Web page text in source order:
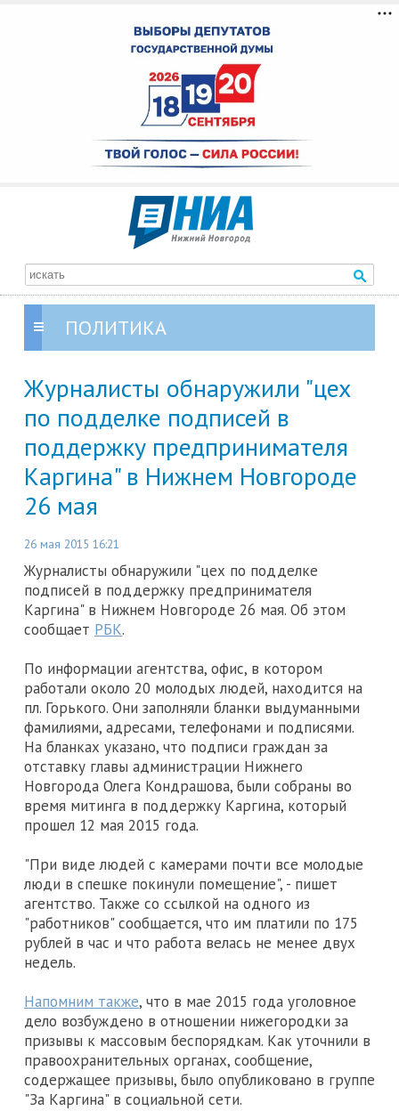
ПОЛИТИКА
Журналисты обнаружили "цех
по подделке подписей в
поддержку предпринимателя
Каргина" в Нижнем Новгороде
26 мая
26 мая 2015 16:21
Журналисты обнаружили "цех по подделке
подписей в поддержку предпринимателя
Каргина" в Нижнем Новгороде 26 мая. Об этом
сообщает РБК.
По информации агентства, офис, в котором
работали около 20 молодых людей, находится на
пл. Горького. Они заполняли бланки выдуманными
фамилиями, адресами, телефонами и подписями.
На бланках указано, что подписи граждан за
отставку главы администрации Нижнего
Новгорода Олега Кондрашова, были собраны во
время митинга в поддержку Каргина, который
прошел 12 мая 2015 года.
"При виде людей с камерами почти все молодые
люди в спешке покинули помещение", - пишет
агентство. Также со ссылкой на одного из
"работников" сообщается, что им платили по 175
рублей в час и что работа велась не менее двух
недель.
Напомним также, что в мае 2015 года уголовное
дело возбуждено в отношении нижегородки за
призывы к массовым беспорядкам. Как уточнили в
правоохранительных органах, сообщение,
содержащее призывы, было опубликовано в группе
"За Каргина" в социальной сети.